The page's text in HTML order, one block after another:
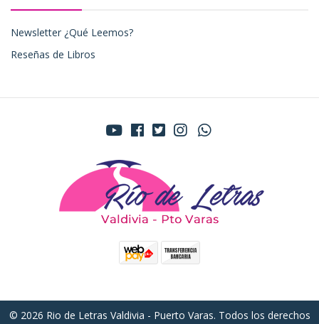
Newsletter ¿Qué Leemos?
Reseñas de Libros
© 2026 Rio de Letras Valdivia - Puerto Varas. Todos los derechos